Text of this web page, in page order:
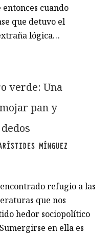
entonces cuando
que detuvo el
lógica…
verde: Una
pan y
MÍNGUEZ
refugio a las
que nos
hedor sociopolítico
en ella es